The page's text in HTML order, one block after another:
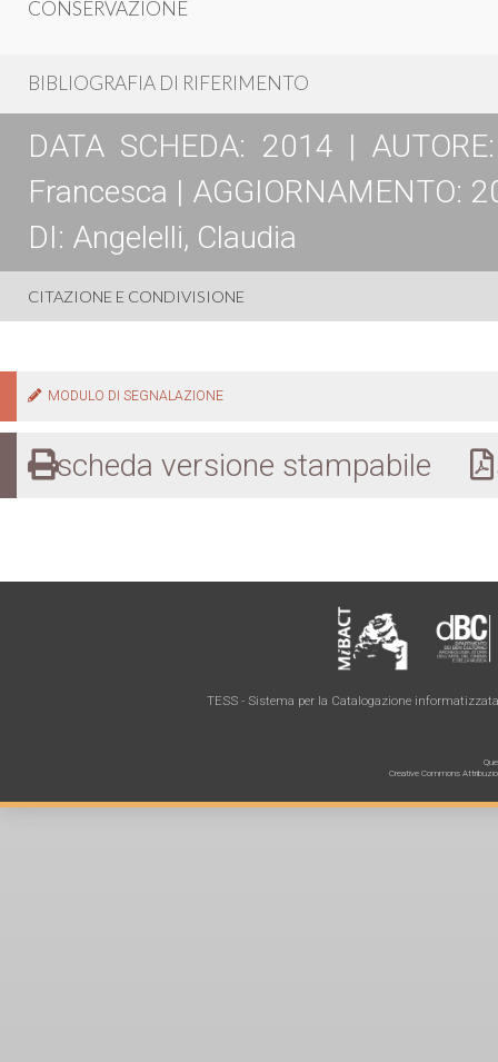
CONSERVAZIONE
BIBLIOGRAFIA DI RIFERIMENTO
DATA SCHEDA: 2014 |
Francesca | AGGIORNAMENTO:
DI: Angelelli, Claudia
CITAZIONE E CONDIVISIONE
MODULO DI SEGNALAZIONE
scheda versione stampabile
TESS - Sistema per la Catalogazione
Creative Commons